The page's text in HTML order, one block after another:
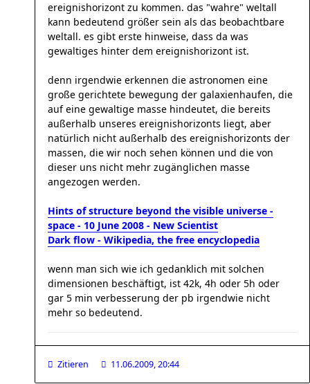
ereignishorizont zu kommen. das "wahre" weltall
kann bedeutend größer sein als das beobachtbare
weltall. es gibt erste hinweise, dass da was
gewaltiges hinter dem ereignishorizont ist.
denn irgendwie erkennen die astronomen eine
große gerichtete bewegung der galaxienhaufen, die
auf eine gewaltige masse hindeutet, die bereits
außerhalb unseres ereignishorizonts liegt, aber
natürlich nicht außerhalb des ereignishorizonts der
massen, die wir noch sehen können und die von
dieser uns nicht mehr zugänglichen masse
angezogen werden.
Hints of structure beyond the visible universe -
space - 10 June 2008 - New Scientist
Dark flow - Wikipedia, the free encyclopedia
wenn man sich wie ich gedanklich mit solchen
dimensionen beschäftigt, ist 42k, 4h oder 5h oder
gar 5 min verbesserung der pb irgendwie nicht
mehr so bedeutend.
Zitieren 11.06.2009, 20:44